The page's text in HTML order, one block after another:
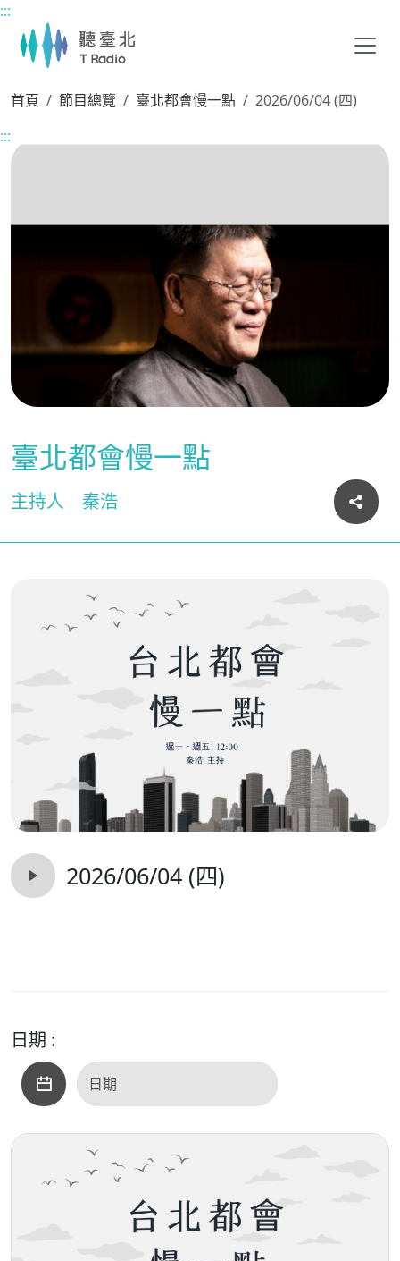
主要內容區塊
:::
首頁 節目總覽 臺北都會慢一點
2026/06/04 (四)
:::
臺北都會慢一點
主持人 秦浩
2026/06/04 (四)
日期 :